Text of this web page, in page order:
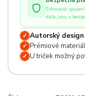
Šifrované
data jsou v
✓ Autorský design
✓ Prémiové
✓ U triček možný